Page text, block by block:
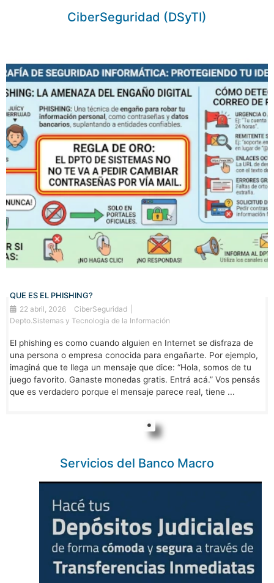
CiberSeguridad (DSyTI)
QUE ES EL PHISHING?
22 abril, 2026
CiberSeguridad
Depto.Sistemas y Tecnología de la Información
El phishing es como cuando alguien en Internet se disfraza de
una persona o empresa conocida para engañarte. Por ejemplo,
imaginá que te llega un mensaje que dice: “Hola, somos de tu
juego favorito. Ganaste monedas gratis. Entrá acá.” Vos pensás
que es verdadero porque el mensaje parece real, tiene ...
Servicios del Banco Macro